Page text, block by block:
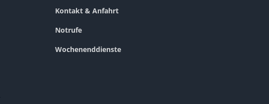
Kontakt & Anfahrt
Notrufe
Wochenenddienste